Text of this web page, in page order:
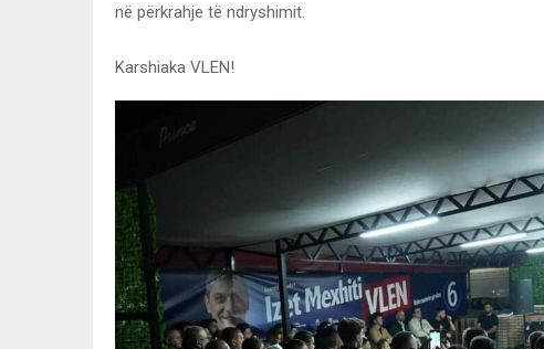
në përkrahje të ndryshimit.
Karshiaka VLEN!